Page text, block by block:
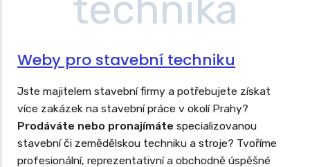
Weby pro stavební techniku
Jste majitelem stavební firmy a potřebujete získat
více zakázek na stavební práce v okolí Prahy?
Prodáváte nebo pronajímáte specializovanou
stavební či zemědělskou techniku a stroje? Tvoříme
profesionální, reprezentativní a obchodně úspěšné